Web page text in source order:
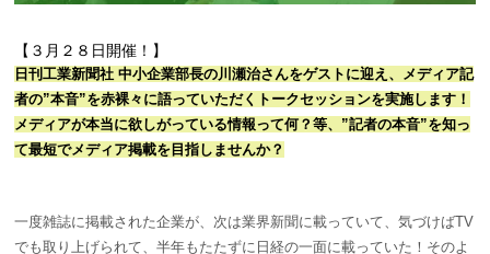
【３月２８日開催！】
日刊工業新聞社 中小企業部長の川瀬治さんをゲストに迎え、メディア記
者の”本音”を赤裸々に語っていただくトークセッションを実施します！
メディアが本当に欲しがっている情報って何？等、”記者の本音”を知っ
て最短でメディア掲載を目指しませんか？
一度雑誌に掲載された企業が、次は業界新聞に載っていて、気づけばTV
でも取り上げられて、半年もたたずに日経の一面に載っていた！そのよ